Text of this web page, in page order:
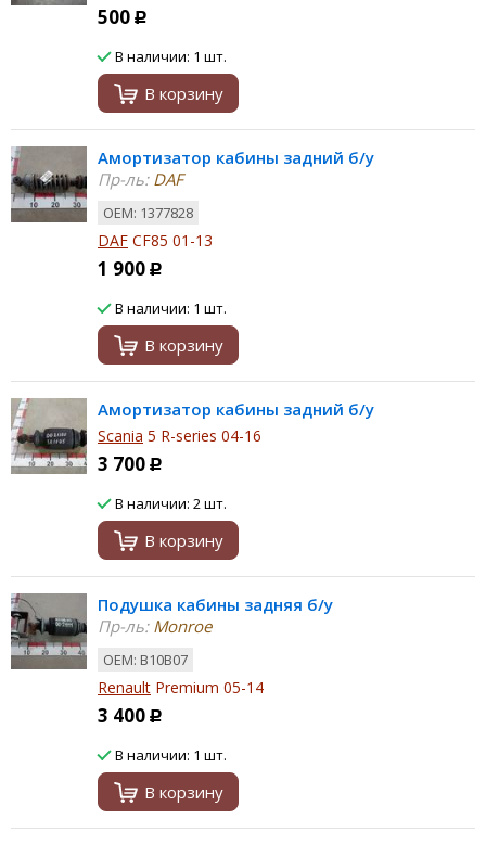
500 Р
В наличии: 1 шт.
В корзину
Амортизатор кабины задний б/у
Пр-ль:DAF
ОЕМ: 1377828
DAF CF85 01-13
1 900 Р
В наличии: 1 шт.
В корзину
Амортизатор кабины задний б/у
Scania 5 R-series 04-16
3 700 Р
В наличии: 2 шт.
В корзину
Подушка кабины задняя б/у
Пр-ль:Monroe
ОЕМ: B10B07
Renault Premium 05-14
3 400 Р
В наличии: 1 шт.
В корзину